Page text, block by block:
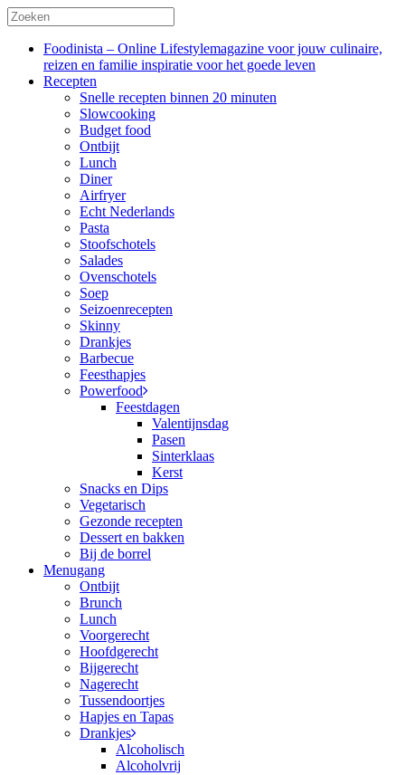
Foodinista – Online Lifestylemagazine voor jouw culinaire,
reizen en familie inspiratie voor het goede leven
Recepten
Snelle recepten binnen 20 minuten
Slowcooking
Budget food
Ontbijt
Lunch
Diner
Airfryer
Echt Nederlands
Pasta
Stoofschotels
Salades
Ovenschotels
Soep
Seizoenrecepten
Skinny
Drankjes
Barbecue
Feesthapjes
Powerfood
Feestdagen
Valentijnsdag
Pasen
Sinterklaas
Kerst
Snacks en Dips
Vegetarisch
Gezonde recepten
Dessert en bakken
Bij de borrel
Menugang
Ontbijt
Brunch
Lunch
Voorgerecht
Hoofdgerecht
Bijgerecht
Nagerecht
Tussendoortjes
Hapjes en Tapas
Drankjes
Alcoholisch
Alcoholvrij